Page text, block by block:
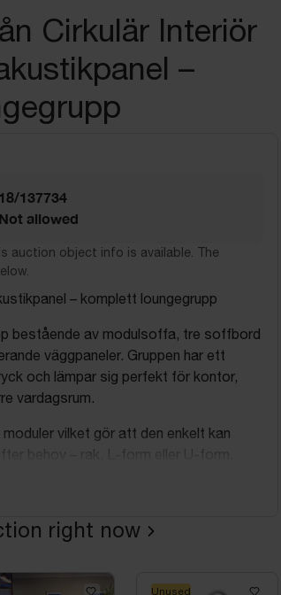
Cirkulär Interiör
–
18/137734
Not allowed
auction object info is available. The
– komplett loungegrupp
bestående av modulsoffa, tre soffbord
väggpaneler. Gruppen har ett
och lämpar sig perfekt för kontor,
vardagsrum.
vilket gör att den enkelt kan
behov – rak, L-form eller U-form.
Cirkulär Interiör:
ca 95 x 95 cm
right now
Unused